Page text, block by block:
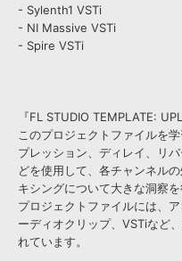
- Sylenth1 VSTi
- NI Massive VSTi
- Spire VSTi
『FL STUDIO TEMPLATE:
このプロジェクトファイルを
プレッション、ディレイ、リ
どを使用して、各チャンネル
キシングについて大きな洞察を
プロジェクトファイルには、
ーディオクリップ、VSTiなど
れています。